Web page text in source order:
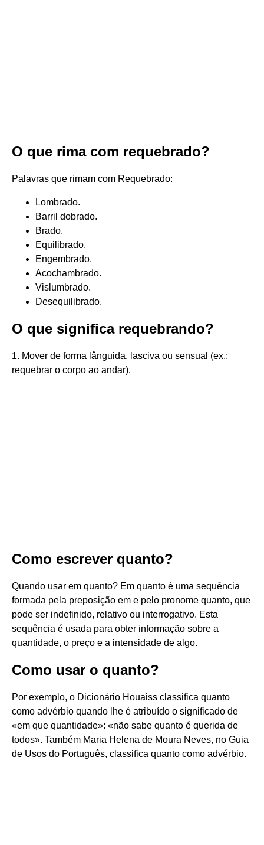
O que rima com requebrado?
Palavras que rimam com Requebrado:
Lombrado.
Barril dobrado.
Brado.
Equilibrado.
Engembrado.
Acochambrado.
Vislumbrado.
Desequilibrado.
O que significa requebrando?
1. Mover de forma lânguida, lasciva ou sensual (ex.:
requebrar o corpo ao andar).
Como escrever quanto?
Quando usar em quanto? Em quanto é uma sequência
formada pela preposição em e pelo pronome quanto, que
pode ser indefinido, relativo ou interrogativo. Esta
sequência é usada para obter informação sobre a
quantidade, o preço e a intensidade de algo.
Como usar o quanto?
Por exemplo, o Dicionário Houaiss classifica quanto
como advérbio quando lhe é atribuído o significado de
«em que quantidade»: «não sabe quanto é querida de
todos». Também Maria Helena de Moura Neves, no Guia
de Usos do Português, classifica quanto como advérbio.